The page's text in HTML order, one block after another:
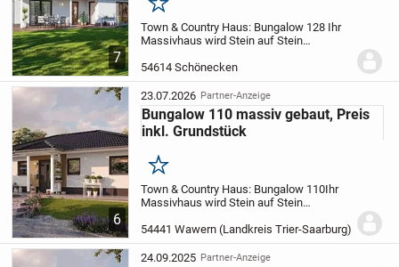
7
Merken
Town & Country Haus: Bungalow 128 Ihr
Massivhaus wird Stein auf Stein
schlüsselfertiges Haus, das heißt Sie
müssen vor dem Einzug in Ihr Traumhaus
nur...
54614 Schönecken
6
23.07.2026 Partner-Anzeige
Bungalow 110 massiv gebaut, Preis
inkl. Grundstück
Merken
Town & Country Haus: Bungalow 110Ihr
Massivhaus wird Stein auf Stein
schlüsselfertiges Haus, das heißt Sie
müssen vor dem Einzug in Ihr Traumhaus
nur noch...
54441 Wawern (Landkreis Trier-Saarburg)
24.09.2025 Partner-Anzeige